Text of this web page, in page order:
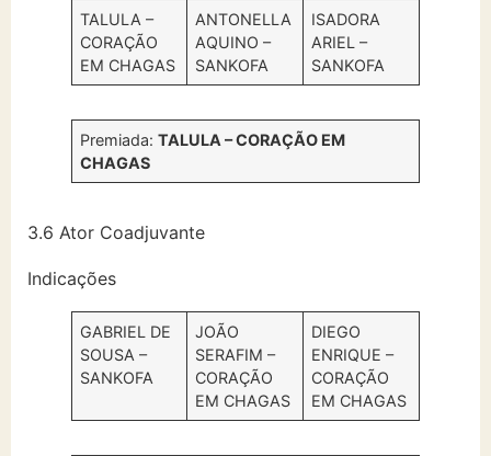
TALULA –
CORAÇÃO
EM CHAGAS
ANTONELLA
AQUINO –
SANKOFA
ISADORA
ARIEL –
SANKOFA
Premiada:TALULA – CORAÇÃO EM
CHAGAS
3.6 Ator Coadjuvante
Indicações
GABRIEL DE
SOUSA –
SANKOFA
JOÃO
SERAFIM –
CORAÇÃO
EM CHAGAS
DIEGO
ENRIQUE –
CORAÇÃO
EM CHAGAS